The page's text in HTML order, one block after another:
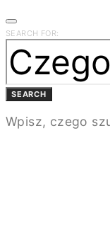
SEARCH FOR:
SEARCH
Wpisz, czego